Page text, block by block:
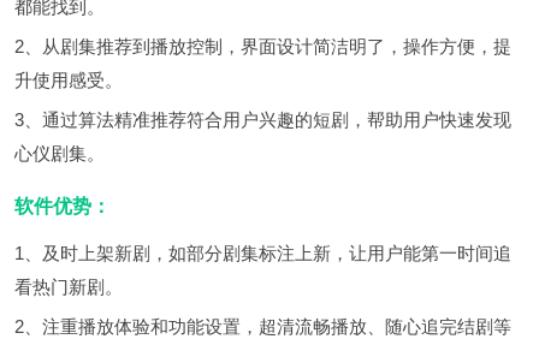
都能找到。
2、从剧集推荐到播放控制，界面设计简洁明了，操作方便，提
升使用感受。
3、通过算法精准推荐符合用户兴趣的短剧，帮助用户快速发现
心仪剧集。
软件优势：
1、及时上架新剧，如部分剧集标注上新，让用户能第一时间追
看热门新剧。
2、注重播放体验和功能设置，超清流畅播放、随心追完结剧等